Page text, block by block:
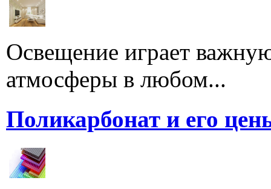
Освещение играет
атмосферы в любом...
Поликарбонат и его